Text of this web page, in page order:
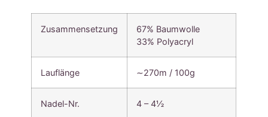
Zusammensetzung
67% Baumwolle
33% Polyacryl
Lauflänge ∼270m / 100g
Nadel-Nr. 4 – 4½